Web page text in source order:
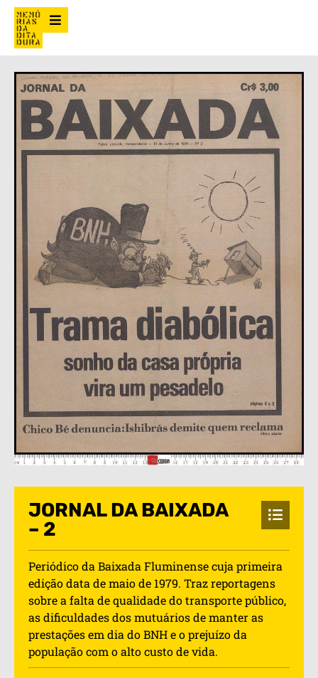
JORNAL DA BAIXADA
– 2
Periódico da Baixada Fluminense cuja primeira
edição data de maio de 1979. Traz reportagens
sobre a falta de qualidade do transporte público,
as dificuldades dos mutuários de manter as
prestações em dia do BNH e o prejuízo da
população com o alto custo de vida.